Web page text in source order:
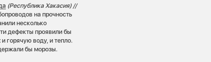
(Республика Хакасия) //
на прочность
несколько
дефекты проявили бы
горячую воду, и тепло.
бы морозы.